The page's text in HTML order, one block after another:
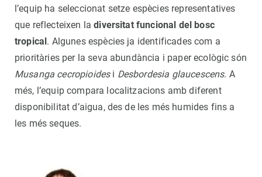
l’equip ha seleccionat setze espècies representatives
que reflecteixen ladiversitat funcional del bosc
tropical . Algunes espècies ja identificades com a
prioritàries per la seva abundància i paper ecològic són
Musanga cecropioidesi Desbordesia glaucescens. A
més, l’equip compara localitzacions amb diferent
disponibilitat d’aigua, des de les més humides fins a
les més seques.